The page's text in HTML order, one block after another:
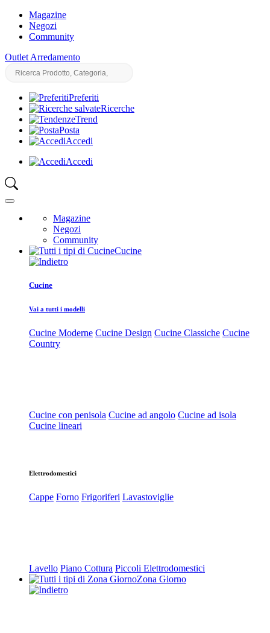
Magazine
Negozi
Community
Outlet Arredamento
Preferiti
Ricerche
Trend
Posta
Accedi
Accedi
Magazine
Negozi
Community
Cucine
Cucine
Vai a tutti i modelli
Cucine Moderne Cucine Design Cucine Classiche Cucine
Country
Cucine con penisola Cucine ad angolo Cucine ad isola
Cucine lineari
Elettrodomestici
Cappe Forno Frigoriferi Lavastoviglie
Lavello Piano Cottura Piccoli Elettrodomestici
Zona Giorno